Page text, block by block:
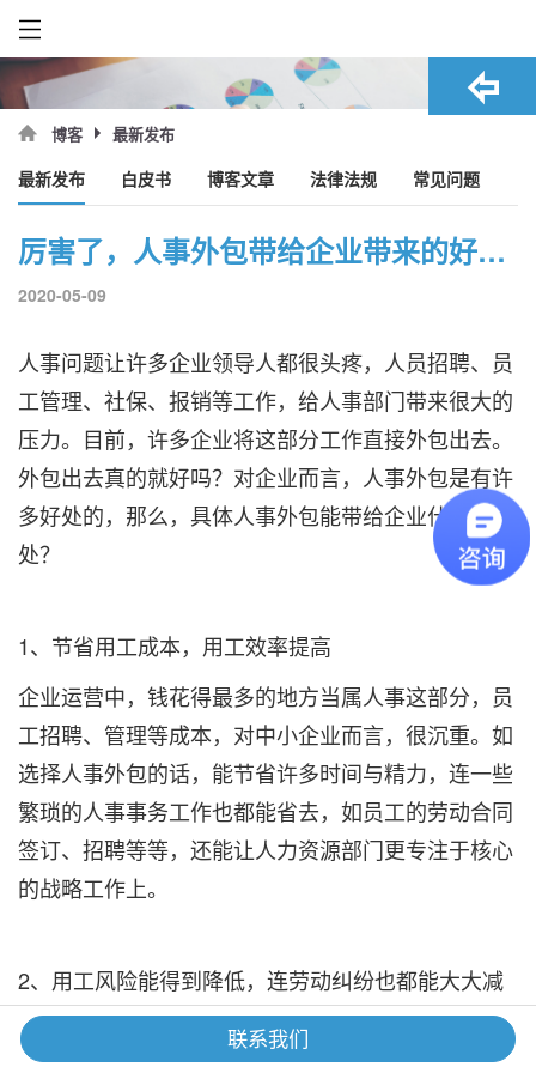
博客 最新发布
最新发布 白皮书 博客文章 法律法规 常见问题
厉害了，人事外包带给企业带来的好处原来这么多！
2020-05-09
人事问题让许多企业领导人都很头疼，人员招聘、员
工管理、社保、报销等工作，给人事部门带来很大的
压力。目前，许多企业将这部分工作直接外包出去。
外包出去真的就好吗？对企业而言， 人事外包是有许
多好处的，那么，具体人事外包能带给企业什么好
处？
1、节省用工成本，用工效率提高
企业运营中，钱花得最多的地方当属人事这部分，员
工招聘、管理等成本，对中小企业而言，很沉重。如
选择人事外包的话，能节省许多时间与精力，连一些
繁琐的人事事务工作也都能省去，如员工的劳动合同
签订、招聘等等，还能让人力资源部门更专注于核心
的战略工作上。
2、用工风险能得到降低，连劳动纠纷也都能大大减
少
联系我们